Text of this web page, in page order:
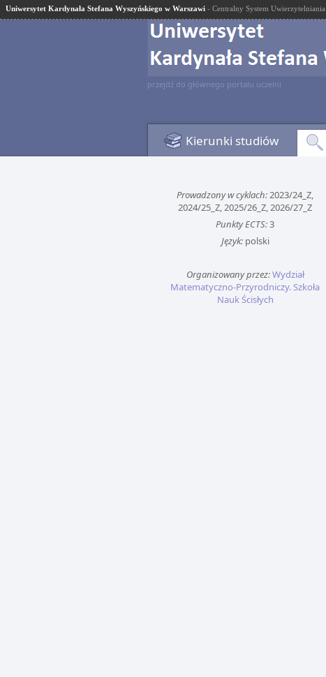
Uniwersytet Kardynała Stefana Wyszyńskiego w Warszawi - Centralny System Uwierzytelniania
przejdź do głównego portalu uczelni
Kierunki studiów
Prowadzony w cyklach:2023/24_Z,
2024/25_Z, 2025/26_Z, 2026/27_Z
Punkty ECTS:3
Język:polski
Organizowany przez:Wydział
Matematyczno-Przyrodniczy. Szkoła
Nauk Ścisłych